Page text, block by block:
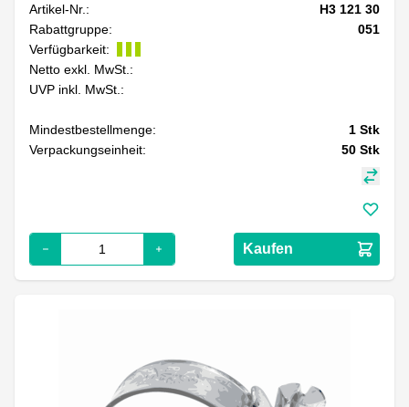
Artikel-Nr.:
H3 121 30
Rabattgruppe:
051
Verfügbarkeit:
Netto exkl. MwSt.:
UVP inkl. MwSt.:
Mindestbestellmenge: 1 Stk
Verpackungseinheit:
50 Stk
Kaufen